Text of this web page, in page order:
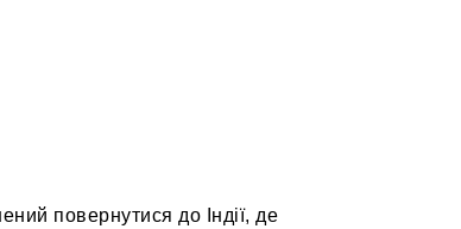
повернутися до Індії, де